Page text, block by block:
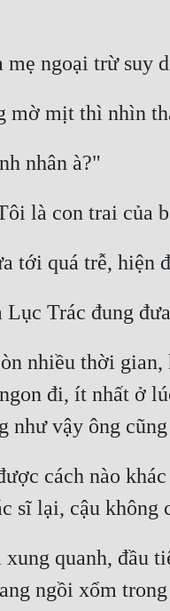
mẹ ngoại trừ suy
mờ mịt thì nhìn
nhân à?"
là con trai của
tới quá trễ, hiện
Lục Trác đung
nhiều thời
đi, ít nhất ở
như vậy ông
cách nào
sĩ lại, cậu không
quanh, đầu
ngồi xổm